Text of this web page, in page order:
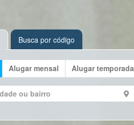
Busca por código
Alugar mensal Alugar temporada